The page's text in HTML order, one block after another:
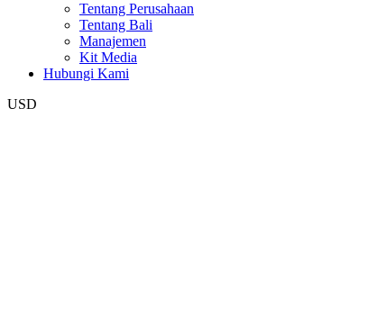
Tentang Perusahaan
Tentang Bali
Manajemen
Kit Media
Hubungi Kami
USD